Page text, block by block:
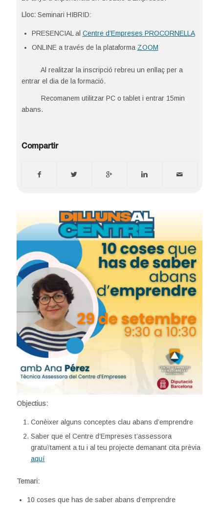
Lloc:Seminari HIBRID:
PRESENCIAL al Centre d’Empreses PROCORNELLA
ONLINE a través de la plataforma ZOOM
Al realitzar la inscripció rebreu un enllaç per a
entrar el dia de la formació.
Recomanem utilitzar PC o tablet i entrar 15min
abans.
Compartir
Objectius:
Conèixer alguns conceptes clau abans d’emprendre
Saber que el Centre d’Empreses t’assessora
gratuïtament a tu i al teu projecte demanant cita prèvia
aquí
Temari:
10 coses que has de saber abans d’emprendre